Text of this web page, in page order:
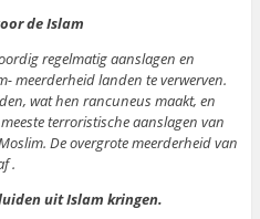
de Islam
regelmatig aanslagen en
meerderheid landen te verwerven.
wat hen rancuneus maakt, en
terroristische aanslagen van
De overgrote meerderheid van
.
uit Islam kringen.